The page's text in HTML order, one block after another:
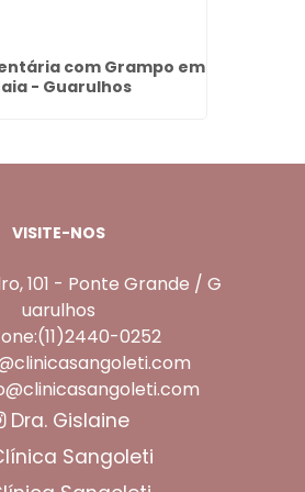
com Grampo em
- Guarulhos
VISITE-NOS
101 - Ponte Grande / G
uarulhos
0252
Dra. Gislaine
Sangoleti